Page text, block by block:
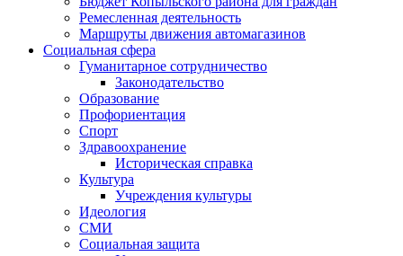
Ремесленная деятельность
Маршруты движения автомагазинов
Социальная сфера
Гуманитарное сотрудничество
Законодательство
Образование
Профориентация
Спорт
Здравоохранение
Историческая справка
Культура
Учреждения культуры
Идеология
СМИ
Социальная защита